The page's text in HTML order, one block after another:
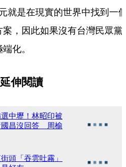
就是在現實的世界中找到一
，因此如果沒有台灣民眾黨
化。
延伸閱讀
中壢！林昭印被
國昌沒回答 周榆
頭「吞雲吐霧」